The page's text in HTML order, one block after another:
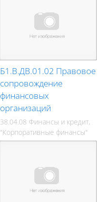
Б1.В.ДВ.01.02 Правовое
сопровождение
финансовых
организаций
38.04.08 Финансы и кредит,
"Корпоративные финансы"